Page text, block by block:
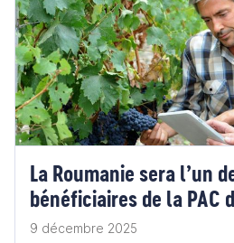
La Roumanie sera l’un
bénéficiaires de la PAC
9 décembre 2025